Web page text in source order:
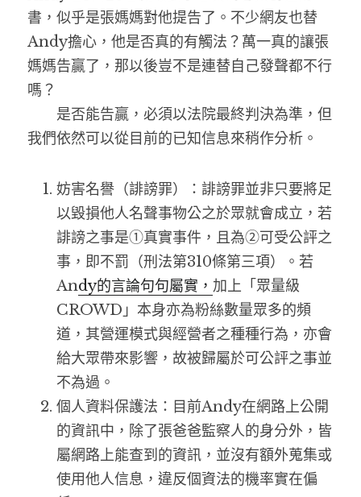
書，似乎是張媽媽對他提告了。不少網友也替
Andy擔心，他是否真的有觸法？萬一真的讓張
媽媽告贏了，那以後豈不是連替自己發聲都不行
嗎？
是否能告贏，必須以法院最終判決為準，但
我們依然可以從目前的已知信息來稍作分析。
妨害名譽（誹謗罪）：誹謗罪並非只要將足
以毀損他人名聲事物公之於眾就會成立，若
誹謗之事是①真實事件，且為②可受公評之
事，即不罰（刑法第310條第三項）。若
Andy的言論句句屬實， 加上「眾量級
CROWD」本身亦為粉絲數量眾多的頻
道，其營運模式與經營者之種種行為，亦會
給大眾帶來影響，故被歸屬於可公評之事並
不為過。
個人資料保護法：目前Andy在網路上公開
的資訊中，除了張爸爸監察人的身分外，皆
屬網路上能查到的資訊，並沒有額外蒐集或
使用他人信息，違反個資法的機率實在偏